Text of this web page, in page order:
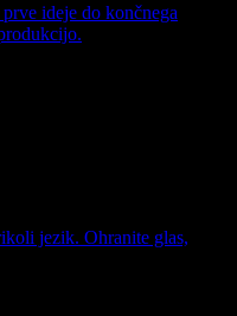
ideje do končnega
jezik. Ohranite glas,